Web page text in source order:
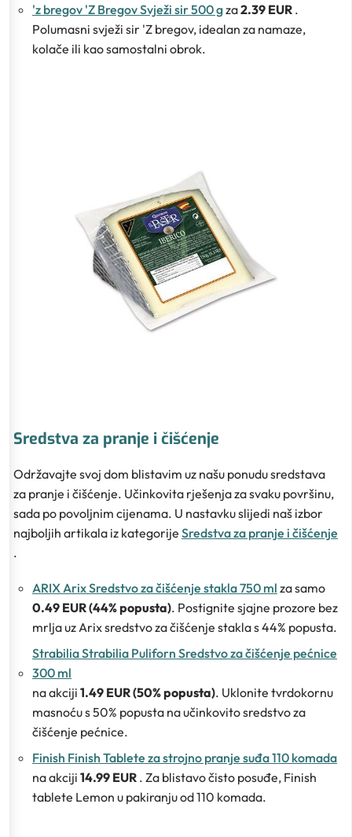
'z bregov 'Z Bregov Svježi sir 500 gza2.39 EUR .
Polumasni svježi sir 'Z bregov, idealan za namaze,
kolače ili kao samostalni obrok.
Sredstva za pranje i čišćenje
Održavajte svoj dom blistavim uz našu ponudu sredstava
za pranje i čišćenje. Učinkovita rješenja za svaku površinu,
sada po povoljnim cijenama. U nastavku slijedi naš izbor
najboljih artikala iz kategorije Sredstva za pranje i čišćenje
.
ARIX Arix Sredstvo za čišćenje stakla 750 ml za samo
0.49 EUR (44% popusta). Postignite sjajne prozore bez
mrlja uz Arix sredstvo za čišćenje stakla s 44% popusta.
Strabilia Strabilia Puliforn Sredstvo za čišćenje pećnice
300 ml
na akciji 1.49 EUR (50% popusta). Uklonite tvrdokornu
masnoću s 50% popusta na učinkovito sredstvo za
čišćenje pećnice.
Finish Finish Tablete za strojno pranje suđa 110 komada
na akciji 14.99 EUR . Za blistavo čisto posuđe, Finish
tablete Lemon u pakiranju od 110 komada.